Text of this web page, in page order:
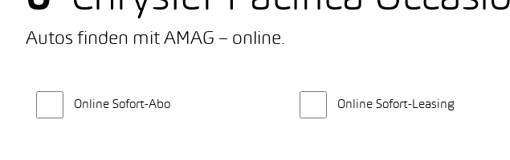
Autos finden mit AMAG – online.
Online Sofort-Abo Online Sofort-Leasing